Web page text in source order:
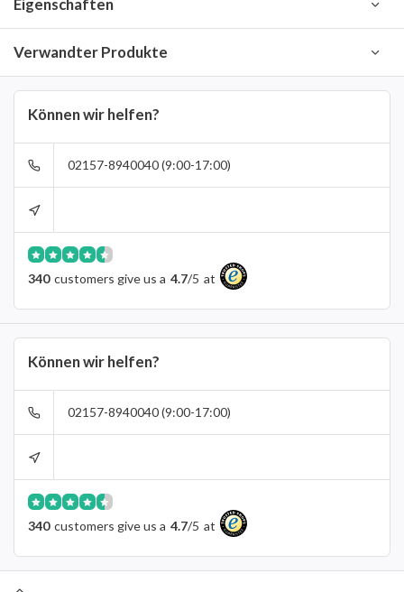
Eigenschaften
Verwandter Produkte
Können wir helfen?
02157-8940040 (9:00-17:00)
340 customers give us a 4.7/5 at
Können wir helfen?
02157-8940040 (9:00-17:00)
340 customers give us a 4.7/5 at